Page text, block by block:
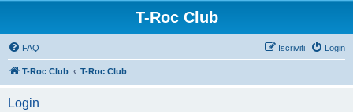
T-Roc Club
FAQ Login
Iscriviti
T-Roc Club T-Roc Club
Login